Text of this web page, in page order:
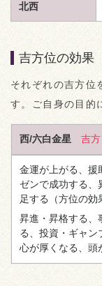
北西
吉方位の効果
それぞれの吉方位
す。ご自身の目的
西/六白金星 吉方
金運が上がる、援
ゼンで成功する、
足する （方位の効
昇進・昇格する、
る、投資・ギャン
心が厚くなる、頭